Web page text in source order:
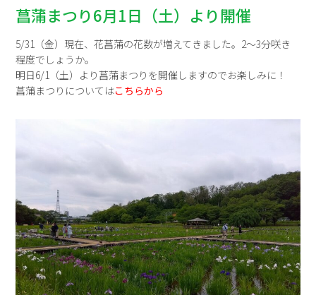
菖蒲まつり6月1日（土）より開催
5/31（金）現在、花菖蒲の花数が増えてきました。2～3分咲き
程度でしょうか。
明日6/1（土）より菖蒲まつりを開催しますのでお楽しみに！
菖蒲まつりについてはこちらから